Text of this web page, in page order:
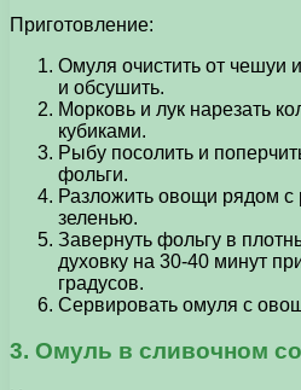
Приготовление:
Омуля очистить от чешуи
и обсушить.
Морковь и лук нарезать
кубиками.
Рыбу посолить и
фольги.
Разложить овощи рядом
зеленью.
Завернуть фольгу в
духовку на 30-40 минут
градусов.
Сервировать омуля с
3. Омуль в сливочном